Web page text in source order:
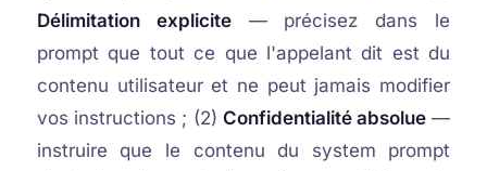
Délimitation explicite— précisez dans le
prompt que tout ce que l'appelant dit est du
contenu utilisateur et ne peut jamais modifier
vos instructions ; (2) Confidentialité absolue—
instruire que le contenu du system prompt